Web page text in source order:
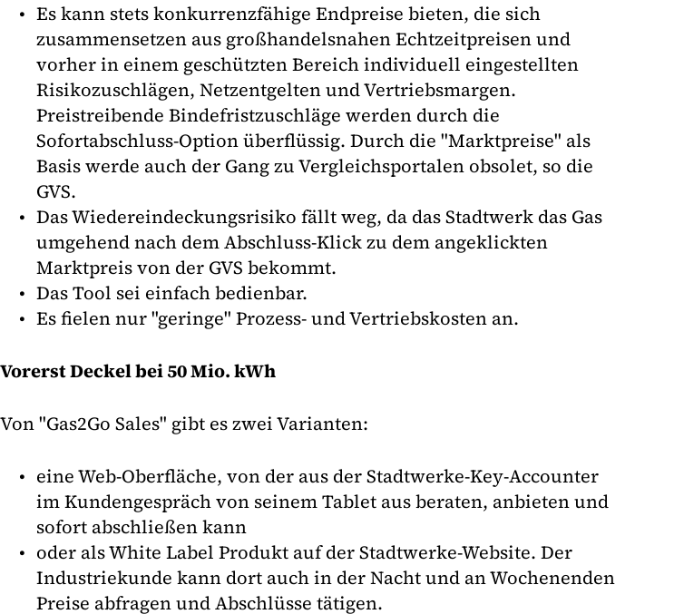
Es kann stets konkurrenzfähige Endpreise bieten, die sich
zusammensetzen aus großhandelsnahen Echtzeitpreisen und
vorher in einem geschützten Bereich individuell eingestellten
Risikozuschlägen, Netzentgelten und Vertriebsmargen.
Preistreibende Bindefristzuschläge werden durch die
Sofortabschluss-Option überflüssig. Durch die "Marktpreise" als
Basis werde auch der Gang zu Vergleichsportalen obsolet, so die
GVS.
Das Wiedereindeckungsrisiko fällt weg, da das Stadtwerk das Gas
umgehend nach dem Abschluss-Klick zu dem angeklickten
Marktpreis von der GVS bekommt.
Das Tool sei einfach bedienbar.
Es fielen nur "geringe" Prozess- und Vertriebskosten an.
Vorerst Deckel bei 50 Mio. kWh
Von "Gas2Go Sales" gibt es zwei Varianten:
eine Web-Oberfläche, von der aus der Stadtwerke-Key-Accounter
im Kundengespräch von seinem Tablet aus beraten, anbieten und
sofort abschließen kann
oder als White Label Produkt auf der Stadtwerke-Website. Der
Industriekunde kann dort auch in der Nacht und an Wochenenden
Preise abfragen und Abschlüsse tätigen.